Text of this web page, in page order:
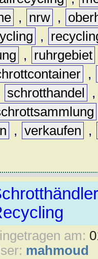
, nrw ,
,
, ruhrgebiet
,
schrotthandel
, verkaufen
,
am:
mahmoud